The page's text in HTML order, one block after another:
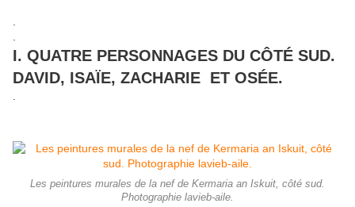
I. QUATRE PERSONNAGES DU CÔTÉ SUD.
DAVID, ISAÏE, ZACHARIE ET OSÉE.
Les peintures murales de la nef de Kermaria an Iskuit, côté sud.
Photographie lavieb-aile.